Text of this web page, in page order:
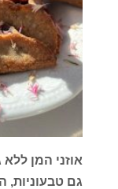
גם טבעוניות,